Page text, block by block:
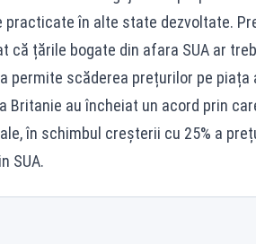
practicate în alte state dezvoltate.
că țările bogate din afara SUA ar
permite scăderea prețurilor pe piața
Britanie au încheiat un acord prin
în schimbul creșterii cu 25% a
SUA.